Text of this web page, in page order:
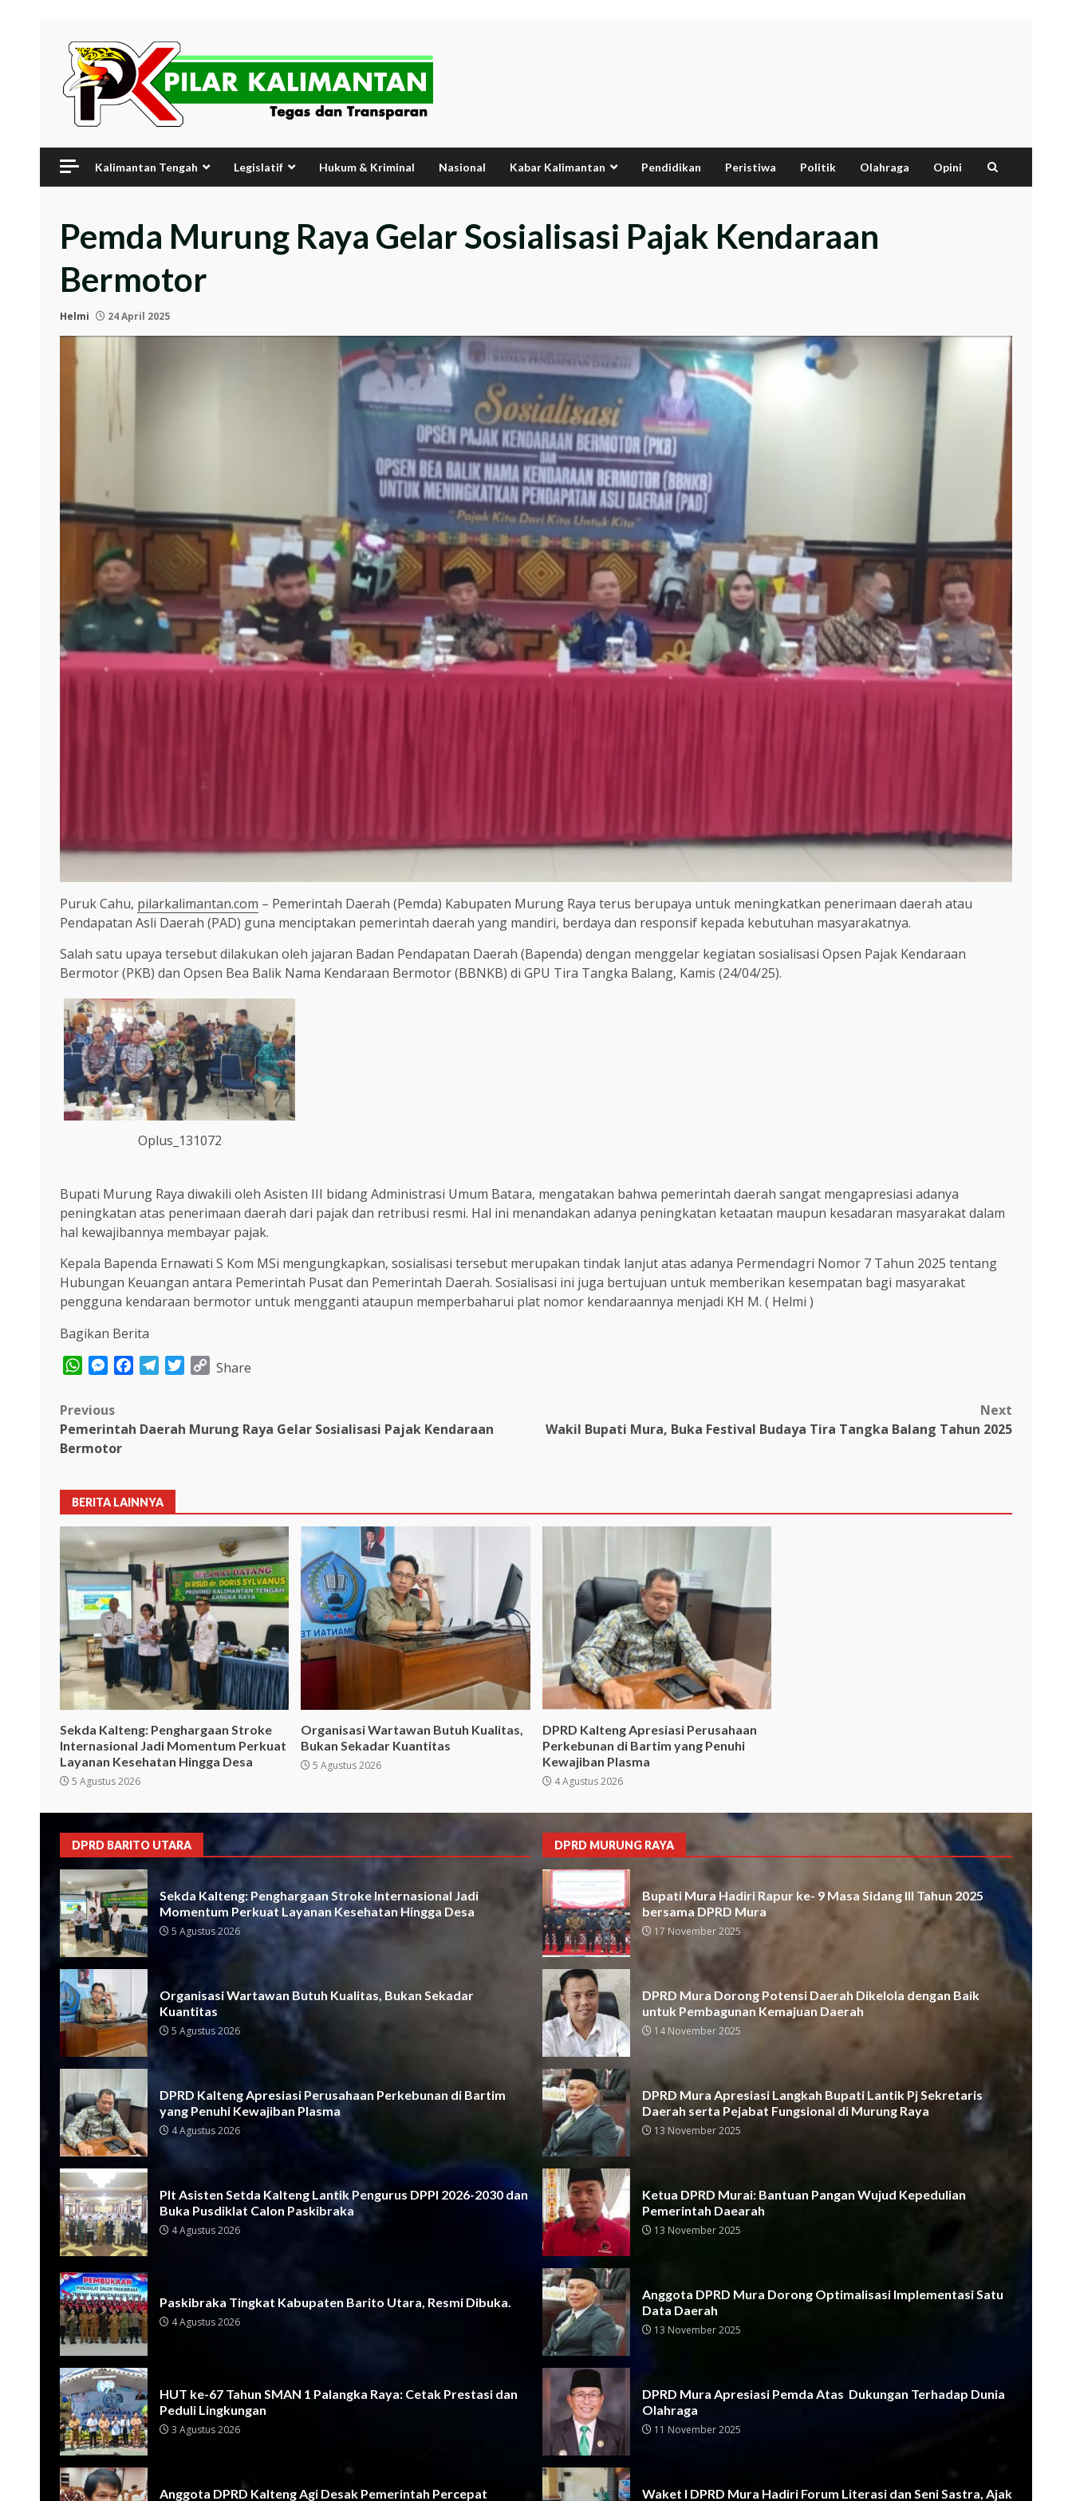
content
Kalimantan Tengah Legislatif Hukum & Kriminal Nasional Kabar Kalimantan Pendidikan Peristiwa Politik Olahraga Opini
Pemda Murung Raya Gelar Sosialisasi Pajak Kendaraan
Bermotor
Helmi 24 April 2025
Puruk Cahu, pilarkalimantan.com – Pemerintah Daerah (Pemda) Kabupaten Murung Raya terus berupaya untuk meningkatkan penerimaan daerah atau
Pendapatan Asli Daerah (PAD) guna menciptakan pemerintah daerah yang mandiri, berdaya dan responsif kepada kebutuhan masyarakatnya.
Salah satu upaya tersebut dilakukan oleh jajaran Badan Pendapatan Daerah (Bapenda) dengan menggelar kegiatan sosialisasi Opsen Pajak Kendaraan
Bermotor (PKB) dan Opsen Bea Balik Nama Kendaraan Bermotor (BBNKB) di GPU Tira Tangka Balang, Kamis (24/04/25).
Oplus_131072
Bupati Murung Raya diwakili oleh Asisten III bidang Administrasi Umum Batara, mengatakan bahwa pemerintah daerah sangat mengapresiasi adanya
peningkatan atas penerimaan daerah dari pajak dan retribusi resmi. Hal ini menandakan adanya peningkatan ketaatan maupun kesadaran masyarakat dalam
hal kewajibannya membayar pajak.
Kepala Bapenda Ernawati S Kom MSi mengungkapkan, sosialisasi tersebut merupakan tindak lanjut atas adanya Permendagri Nomor 7 Tahun 2025 tentang
Hubungan Keuangan antara Pemerintah Pusat dan Pemerintah Daerah. Sosialisasi ini juga bertujuan untuk memberikan kesempatan bagi masyarakat
pengguna kendaraan bermotor untuk mengganti ataupun memperbaharui plat nomor kendaraannya menjadi KH M. ( Helmi )
Bagikan Berita
WhatsAppMessenger
FacebookTelegram
TwitterCopy
Share
Post
navigation
Previous
Pemerintah Daerah Murung Raya Gelar Sosialisasi Pajak Kendaraan
Bermotor
Next
Wakil Bupati Mura, Buka Festival Budaya Tira Tangka Balang Tahun 2025
BERITA LAINNYA
Sekda Kalteng: Penghargaan Stroke
Internasional Jadi Momentum Perkuat
Layanan Kesehatan Hingga Desa
5 Agustus 2026
Organisasi Wartawan Butuh Kualitas,
Bukan Sekadar Kuantitas
5 Agustus 2026
DPRD Kalteng Apresiasi Perusahaan
Perkebunan di Bartim yang Penuhi
Kewajiban Plasma
4 Agustus 2026
DPRD BARITO UTARA
Sekda Kalteng: Penghargaan Stroke Internasional Jadi
Momentum Perkuat Layanan Kesehatan Hingga Desa
5 Agustus 2026
Organisasi Wartawan Butuh Kualitas, Bukan Sekadar
Kuantitas
5 Agustus 2026
DPRD Kalteng Apresiasi Perusahaan Perkebunan di Bartim
yang Penuhi Kewajiban Plasma
4 Agustus 2026
Plt Asisten Setda Kalteng Lantik Pengurus DPPI 2026-2030 dan
Buka Pusdiklat Calon Paskibraka
4 Agustus 2026
Paskibraka Tingkat Kabupaten Barito Utara, Resmi Dibuka.
4 Agustus 2026
HUT ke-67 Tahun SMAN 1 Palangka Raya: Cetak Prestasi dan
Peduli Lingkungan
3 Agustus 2026
Anggota DPRD Kalteng Agi Desak Pemerintah Percepat
DPRD MURUNG RAYA
Bupati Mura Hadiri Rapur ke- 9 Masa Sidang III Tahun 2025
bersama DPRD Mura
17 November 2025
DPRD Mura Dorong Potensi Daerah Dikelola dengan Baik
untuk Pembagunan Kemajuan Daerah
14 November 2025
DPRD Mura Apresiasi Langkah Bupati Lantik Pj Sekretaris
Daerah serta Pejabat Fungsional di Murung Raya
13 November 2025
Ketua DPRD Murai: Bantuan Pangan Wujud Kepedulian
Pemerintah Daearah
13 November 2025
Anggota DPRD Mura Dorong Optimalisasi Implementasi Satu
Data Daerah
13 November 2025
DPRD Mura Apresiasi Pemda Atas Dukungan Terhadap Dunia
Olahraga
11 November 2025
Waket I DPRD Mura Hadiri Forum Literasi dan Seni Sastra, Ajak